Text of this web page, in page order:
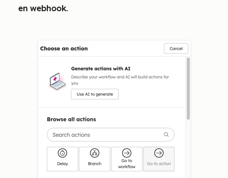
en webhook.